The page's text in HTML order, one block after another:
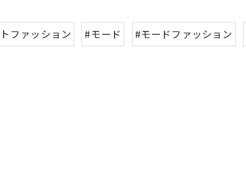
ファッション #モード #モードファッション